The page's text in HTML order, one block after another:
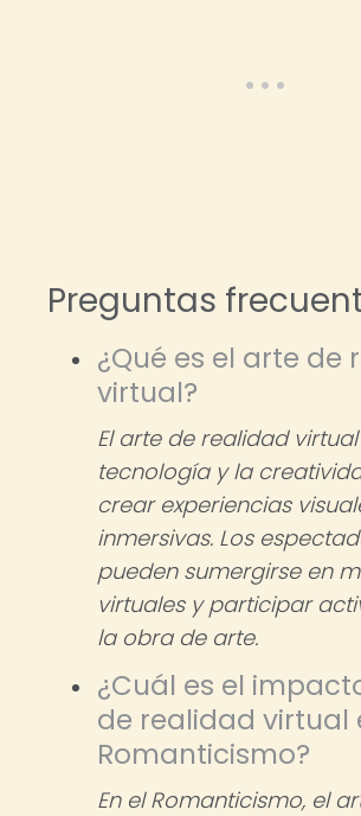
Preguntas
¿Qué es el arte de
virtual?
El arte de realidad
tecnología y la
crear experiencias
inmersivas. Los
pueden sumergirse en
virtuales y participar
la obra de arte.
¿Cuál es el
de realidad virtual
Romanticismo?
En el Romanticismo, el